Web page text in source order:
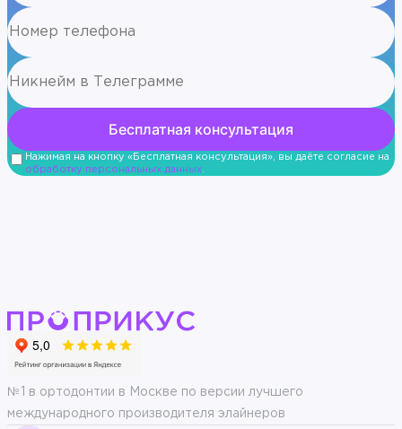
Нажимая на кнопку «Бесплатная консультация», вы даёте согласие на
обработку персональных данных
№1 в ортодонтии в Москве по версии лучшего
международного производителя элайнеров